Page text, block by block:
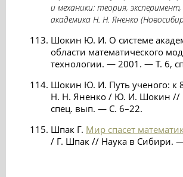
и механики: теория,
академика Н. Н. Яненко
Шокин Ю. И. О системе
области математического
технологии. — 2001. — Т. 6,
Шокин Ю. И. Путь ученого: к
Н. Н. Яненко / Ю. И. Шокин //
спец. вып. — С. 6–22.
Шпак Г. Мир спасет
/ Г. Шпак // Наука в Сибири.